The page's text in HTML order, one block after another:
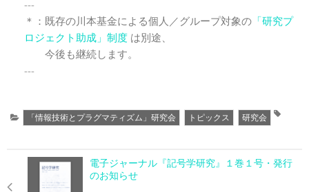
---
＊：既存の川本基金による個人／グループ対象の 「研究プ
ロジェクト助成」制度 は別途、
今後も継続します。
---
「情報技術とプラグマティズム」研究会 トピックス 研究会
電子ジャーナル『記号学研究』１巻１号・発行
のお知らせ